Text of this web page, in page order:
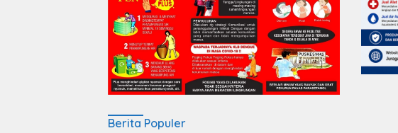
Berita Populer